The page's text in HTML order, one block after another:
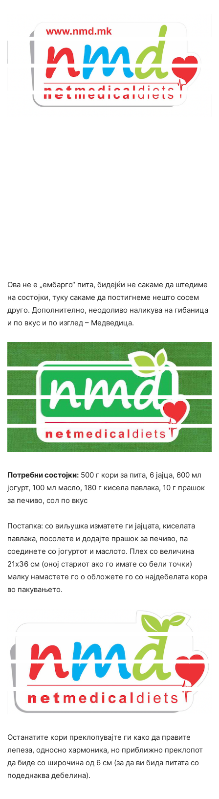
Ова не е „ембарго“ пита, бидејќи не сакаме да штедиме
на состојки, туку сакаме да постигнеме нешто сосем
друго. Дополнително, неодоливо наликува на гибаница
и по вкус и по изглед – Медведица.
Потребни состојки: 500 г кори за пита, 6 јајца, 600 мл
јогурт, 100 мл масло, 180 г кисела павлака, 10 г прашок
за печиво, сол по вкус
Постапка: со виљушка изматете ги јајцата, киселата
павлака, посолете и додајте прашок за печиво, па
соединете со јогуртот и маслото. Плех со величина
21х36 см (оној стариот ако го имате со бели точки)
малку намастете го о обложете го со најдебелата кора
во пакувањето.
Останатите кори преклопувајте ги како да правите
лепеза, односно хармоника, но приближно преклопот
да биде со широчина од 6 см (за да ви бида питата со
подеднаква дебелина).